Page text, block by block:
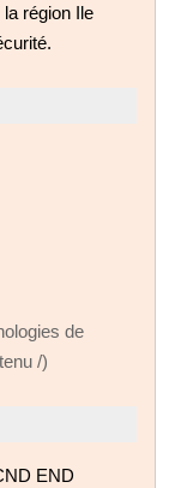
région Ile
de
/)
END